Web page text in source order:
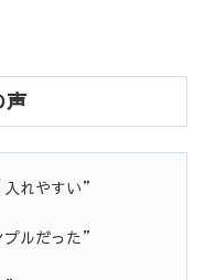
声
れやすい”
ルだった”